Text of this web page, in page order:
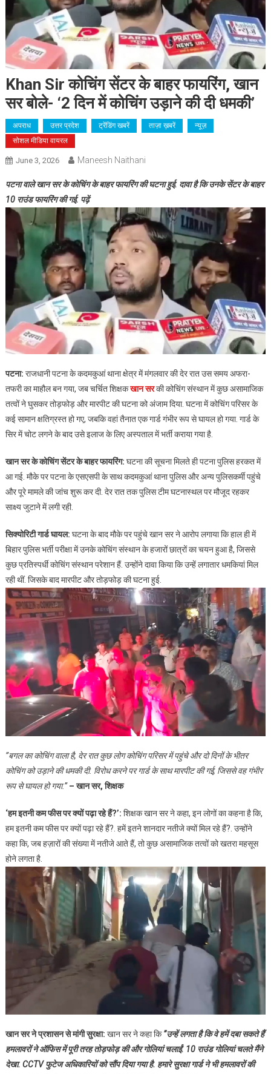
Khan Sir कोचिंग सेंटर के बाहर फायरिंग, खान
सर बोले- ‘2 दिन में कोचिंग उड़ाने की दी धमकी’
अपराध उत्तर प्रदेश ट्रेंडिंग खबरें ताज़ा ख़बरें
न्यूज़
सोशल मीडिया वायरल
June 3, 2026 Maneesh Naithani
पटना वाले खान सर के कोचिंग के बाहर फायरिंग की घटना हुई. दावा है कि उनके सेंटर के बाहर
10 राउंड फायरिंग की गई. पढ़ें
पटना: राजधानी पटना के कदमकुआं थाना क्षेत्र में मंगलवार की देर रात उस समय अफरा-
तफरी का माहौल बन गया, जब चर्चित शिक्षकखान सरकी कोचिंग संस्थान में कुछ असामाजिक
तत्वों ने घुसकर तोड़फोड़ और मारपीट की घटना को अंजाम दिया. घटना में कोचिंग परिसर के
कई सामान क्षतिग्रस्त हो गए, जबकि वहां तैनात एक गार्ड गंभीर रूप से घायल हो गया. गार्ड के
सिर में चोट लगने के बाद उसे इलाज के लिए अस्पताल में भर्ती कराया गया है.
खान सर के कोचिंग सेंटर के बाहर फायरिंग: घटना की सूचना मिलते ही पटना पुलिस हरकत में
आ गई. मौके पर पटना के एसएसपी के साथ कदमकुआं थाना पुलिस और अन्य पुलिसकर्मी पहुंचे
और पूरे मामले की जांच शुरू कर दी. देर रात तक पुलिस टीम घटनास्थल पर मौजूद रहकर
साक्ष्य जुटाने में लगी रही.
सिक्योरिटी गार्ड घायल: घटना के बाद मौके पर पहुंचे खान सर ने आरोप लगाया कि हाल ही में
बिहार पुलिस भर्ती परीक्षा में उनके कोचिंग संस्थान के हजारों छात्रों का चयन हुआ है, जिससे
कुछ प्रतिस्पर्धी कोचिंग संस्थान परेशान हैं. उन्होंने दावा किया कि उन्हें लगातार धमकियां मिल
रही थीं. जिसके बाद मारपीट और तोड़फोड़ की घटना हुई.
”बगल का कोचिंग वाला है, देर रात कुछ लोग कोचिंग परिसर में पहुंचे और दो दिनों के भीतर
कोचिंग को उड़ाने की धमकी दी. विरोध करने पर गार्ड के साथ मारपीट की गई, जिससे वह गंभीर
रूप से घायल हो गया.” – खान सर, शिक्षक
‘हम इतनी कम फीस पर क्यों पढ़ा रहे हैं?’: शिक्षक खान सर ने कहा, इन लोगों का कहना है कि,
हम इतनी कम फीस पर क्यों पढ़ा रहे हैं?. हमें इतने शानदार नतीजे क्यों मिल रहे हैं?. उन्होंने
कहा कि, जब हज़ारों की संख्या में नतीजे आते हैं, तो कुछ असामाजिक तत्वों को खतरा महसूस
होने लगता है.
खान सर ने प्रशासन से मांगी सुरक्षा: खान सर ने कहा कि”उन्हें लगता है कि वे हमें दबा सकते हैं
हमलावरों ने ऑफिस में पूरी तरह तोड़फोड़ की और गोलियां चलाईं. 10 राउंड गोलियां चलते मैंने
देखा. CCTV फुटेज अधिकारियों को सौंप दिया गया है. हमारे सुरक्षा गार्ड ने भी हमलावरों की